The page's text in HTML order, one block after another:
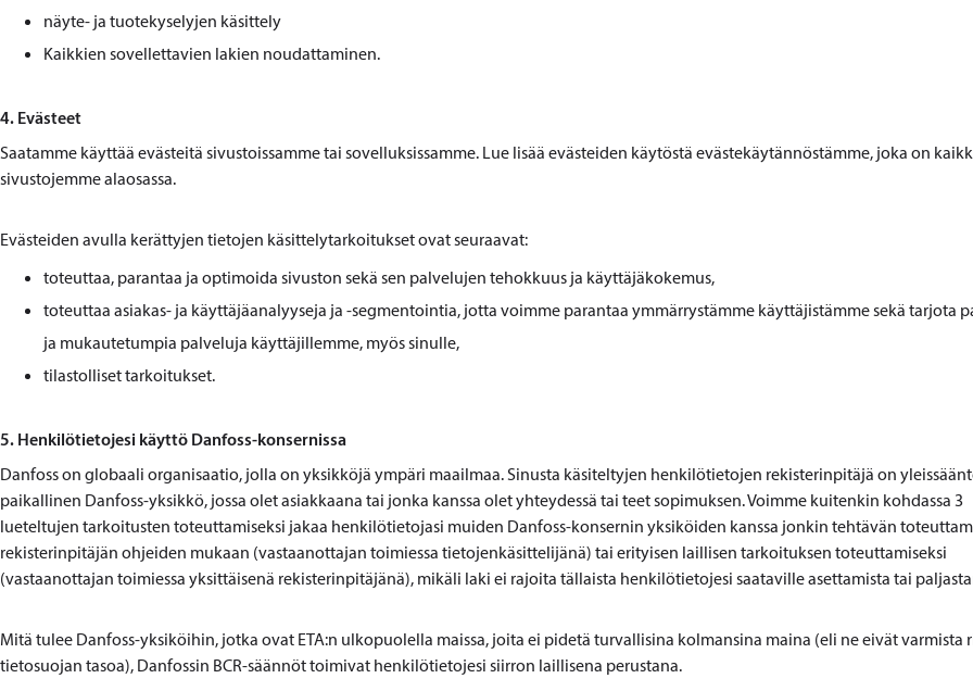
näyte- ja tuotekyselyjen käsittely
Kaikkien sovellettavien lakien noudattaminen.
4. Evästeet
Saatamme käyttää evästeitä sivustoissamme tai sovelluksissamme. Lue lisää evästeiden käytöstä evästekäytännöstämme, joka on
sivustojemme alaosassa.
Evästeiden avulla kerättyjen tietojen käsittelytarkoitukset ovat seuraavat:
toteuttaa, parantaa ja optimoida sivuston sekä sen palvelujen tehokkuus ja käyttäjäkokemus,
toteuttaa asiakas- ja käyttäjäanalyyseja ja -segmentointia, jotta voimme parantaa ymmärrystämme käyttäjistämme sekä tarjota
ja mukautetumpia palveluja käyttäjillemme, myös sinulle,
tilastolliset tarkoitukset.
5. Henkilötietojesi käyttö Danfoss-konsernissa
Danfoss on globaali organisaatio, jolla on yksikköjä ympäri maailmaa. Sinusta käsiteltyjen henkilötietojen rekisterinpitäjä on
paikallinen Danfoss-yksikkö, jossa olet asiakkaana tai jonka kanssa olet yhteydessä tai teet sopimuksen. Voimme kuitenkin kohdassa 3
lueteltujen tarkoitusten toteuttamiseksi jakaa henkilötietojasi muiden Danfoss-konsernin yksiköiden kanssa jonkin tehtävän
rekisterinpitäjän ohjeiden mukaan (vastaanottajan toimiessa tietojenkäsittelijänä) tai erityisen laillisen tarkoituksen toteuttamiseksi
(vastaanottajan toimiessa yksittäisenä rekisterinpitäjänä), mikäli laki ei rajoita tällaista henkilötietojesi saataville asettamista tai
Mitä tulee Danfoss-yksiköihin, jotka ovat ETA:n ulkopuolella maissa, joita ei pidetä turvallisina kolmansina maina (eli ne eivät varmista
tietosuojan tasoa), Danfossin BCR-säännöt toimivat henkilötietojesi siirron laillisena perustana.